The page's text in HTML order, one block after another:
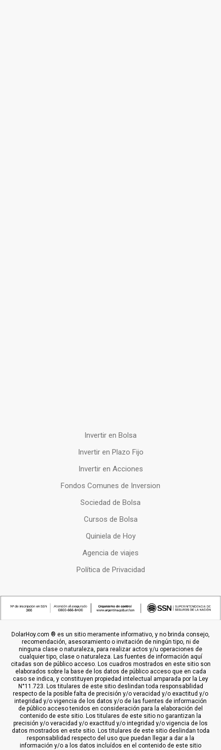
Invertir en Bolsa
Invertir en Plazo Fijo
Invertir en Acciones
Fondos Comunes de Inversion
Sociedad de Bolsa
Cursos de Bolsa
Quiniela de Hoy
Agencia de viajes
Política de Privacidad
DolarHoy.com ® es un sitio meramente informativo, y no brinda consejo,
recomendación, asesoramiento o invitación de ningún tipo, ni de
ninguna clase o naturaleza, para realizar actos y/u operaciones de
cualquier tipo, clase o naturaleza. Las fuentes de información aquí
citadas son de público acceso. Los cuadros mostrados en este sitio son
elaborados sobre la base de los datos de público acceso que en cada
caso se indica, y constituyen propiedad intelectual amparada por la Ley
N°11.723. Los titulares de este sitio deslindan toda responsabilidad
respecto de la posible falta de precisión y/o veracidad y/o exactitud y/o
integridad y/o vigencia de los datos y/o de las fuentes de información
de público acceso tenidos en consideración para la elaboración del
contenido de este sitio. Los titulares de este sitio no garantizan la
precisión y/o veracidad y/o exactitud y/o integridad y/o vigencia de los
datos mostrados en este sitio. Los titulares de este sitio deslindan toda
responsabilidad respecto del uso que puedan llegar a dar a la
información y/o a los datos incluídos en el contenido de este sitio